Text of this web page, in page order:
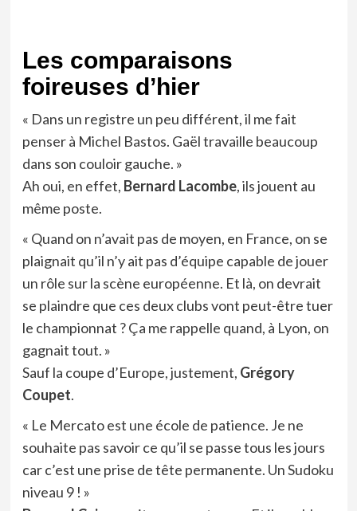
Les comparaisons
foireuses d’hier
« Dans un registre un peu différent, il me fait
penser à Michel Bastos. Gaël travaille beaucoup
dans son couloir gauche. »
Ah oui, en effet, Bernard Lacombe, ils jouent au
même poste.
« Quand on n’avait pas de moyen, en France, on se
plaignait qu’il n’y ait pas d’équipe capable de jouer
un rôle sur la scène européenne. Et là, on devrait
se plaindre que ces deux clubs vont peut-être tuer
le championnat ? Ça me rappelle quand, à Lyon, on
gagnait tout. »
Sauf la coupe d’Europe, justement, Grégory
Coupet.
« Le Mercato est une école de patience. Je ne
souhaite pas savoir ce qu’il se passe tous les jours
car c’est une prise de tête permanente. Un Sudoku
niveau 9 ! »